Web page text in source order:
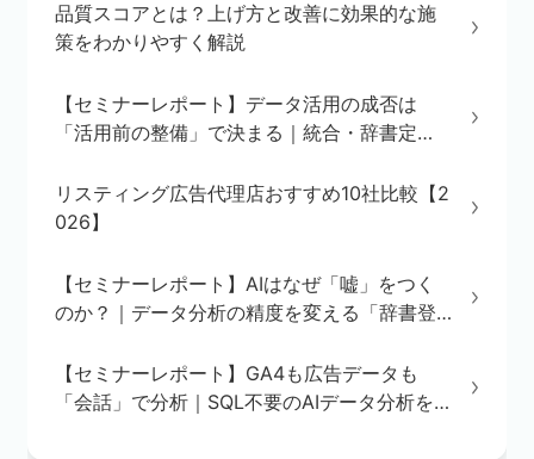
品質スコアとは？上げ方と改善に効果的な施
策をわかりやすく解説
【セミナーレポート】データ活用の成否は
「活用前の整備」で決まる｜統合・辞書定
リスティング広告代理店おすすめ10社比較【2
026】
【セミナーレポート】AIはなぜ「嘘」をつく
のか？｜データ分析の精度を変える「辞書登
【セミナーレポート】GA4も広告データも
「会話」で分析｜SQL不要のAIデータ分析を